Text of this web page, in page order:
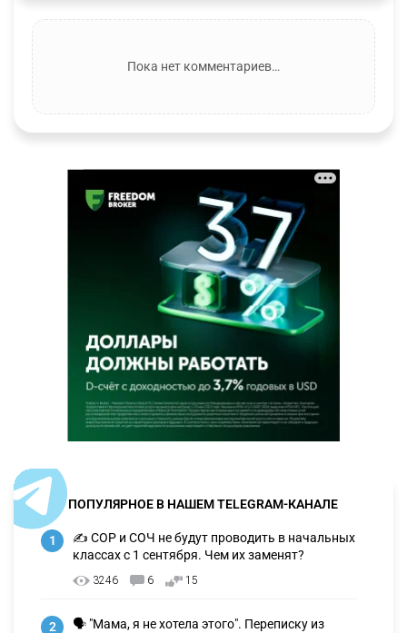
Пока нет комментариев…
ПОПУЛЯРНОЕ В НАШЕМ TELEGRAM-КАНАЛЕ
1
✍️ СОР и СОЧ не будут проводить в начальных
классах с 1 сентября. Чем их заменят?
3246 6 15
2 🗣 "Мама, я не хотела этого". Переписку из